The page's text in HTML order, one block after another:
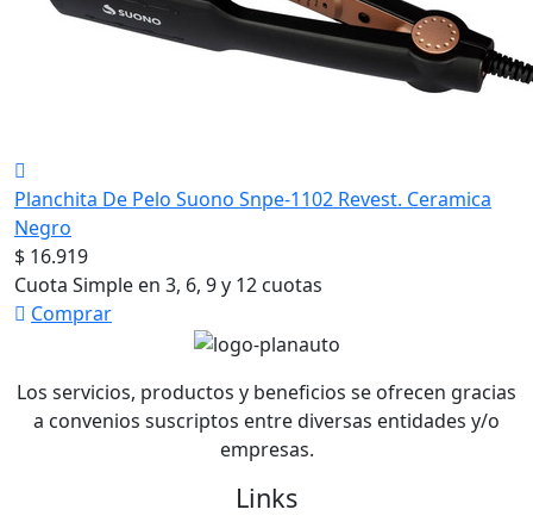
Planchita De Pelo Suono Snpe-1102 Revest. Ceramica
Negro
$ 16.919
Cuota Simple en 3, 6, 9 y 12 cuotas
Comprar
Los servicios, productos y beneficios se ofrecen gracias
a convenios suscriptos entre diversas entidades y/o
empresas.
Links